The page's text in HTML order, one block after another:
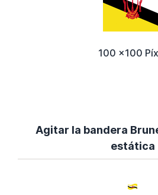
100 x100
Agitar la bandera
estática